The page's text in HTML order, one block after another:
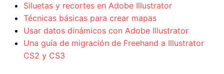
Siluetas y recortes en Adobe Illustrator
Técnicas básicas para crear mapas
Usar datos dinámicos con Adobe Illustrator
Una guía de migración de Freehand a Illustrator
CS2 y CS3